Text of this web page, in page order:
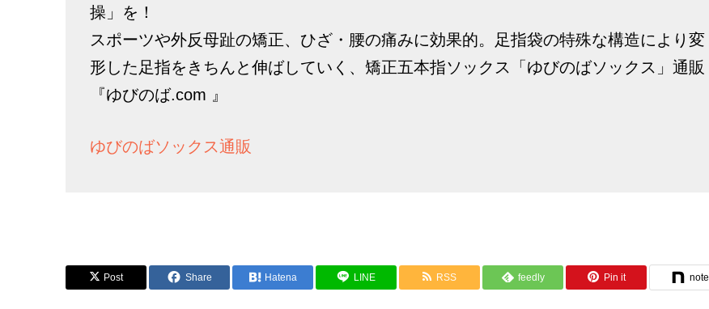
操」を！
スポーツや外反母趾の矯正、ひざ・腰の痛みに効果的。足指袋の特殊な構造により変
形した足指をきちんと伸ばしていく、矯正五本指ソックス「ゆびのばソックス」通販
『ゆびのば.com 』
ゆびのばソックス通販
Post Share Hatena LINE RSS feedly Pin it note